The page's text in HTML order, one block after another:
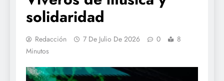
solidaridad
Redacción 7 De Julio De 2026 0
8
Minutos